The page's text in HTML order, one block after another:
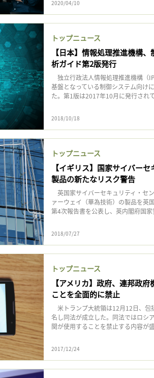
2020/04/10
トップニュース
【日本】情報処理推進機構
析ガイド第2版発行
独立行政法人情報処理推進機構（
基盤となっている制御システム向け
た。第1版は2017年10月に発行さ
2018/10/18
トップニュース
【イギリス】国家サイバー
製品の新たなリスク警告
英国家サイバーセキュリティ・セ
ァーウェイ（華為技術）の製品を英
第4次報告書を公表し、英内閣府国
2018/07/27
トップニュース
【アメリカ】政府、連邦政
ことを全面的に禁止
米トランプ大統領は12月12日、包
名し同法が成立した。同法ではロシ
関が使用することを禁止する内容が
2017/12/24